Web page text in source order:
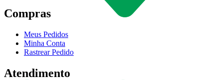
Compras
Meus Pedidos
Minha Conta
Rastrear Pedido
Atendimento